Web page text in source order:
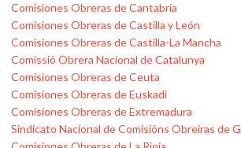
Comisiones Obreras de Cantabria
Comisiones Obreras de Castilla y León
Comisiones Obreras de Castilla-La Mancha
Comissió Obrera Nacional de Catalunya
Comisiones Obreras de Ceuta
Comisiones Obreras de Euskadi
Comisiones Obreras de Extremadura
Sindicato Nacional de Comisións Obreiras de